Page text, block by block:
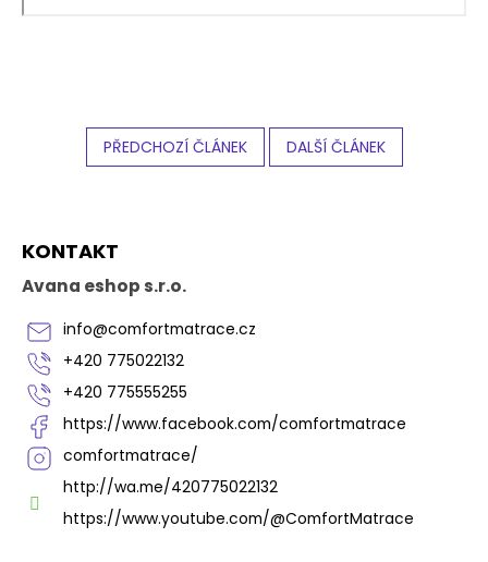
PŘEDCHOZÍ ČLÁNEK DALŠÍ ČLÁNEK
KONTAKT
Avana eshop s.r.o.
info@comfortmatrace.cz
+420 775022132
+420 775555255
https://www.facebook.com/comfortmatrace
comfortmatrace/
http://wa.me/420775022132
https://www.youtube.com/@ComfortMatrace